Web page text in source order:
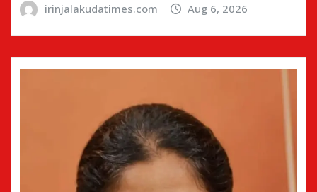
irinjalakudatimes.com Aug 6, 2026